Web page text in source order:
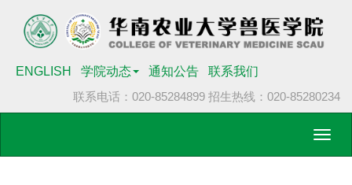
ENGLISH 学院动态 通知公告
联系我们
联系电话：020-85284899 招生热线：020-85280234